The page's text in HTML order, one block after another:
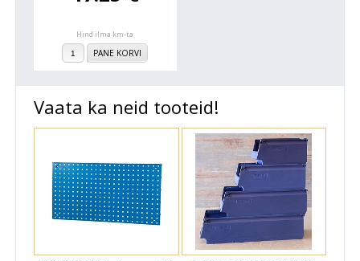
Hind ilma km-ta
PANE KORVI
Vaata ka neid tooteid!